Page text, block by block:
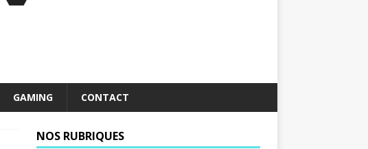
GAMING CONTACT
NOS RUBRIQUES